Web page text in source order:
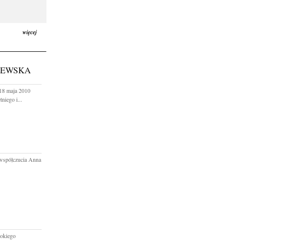
więcej
maja 2010
i...
Anna